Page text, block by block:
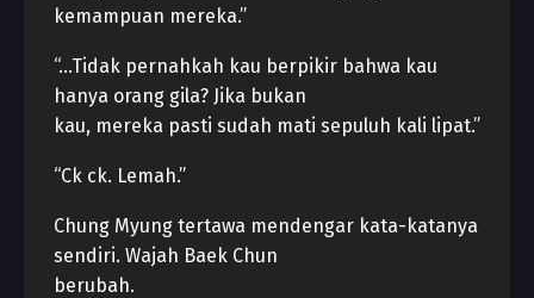
kemampuan mereka.”
“…Tidak pernahkah kau berpikir bahwa kau
hanya orang gila? Jika bukan
kau, mereka pasti sudah mati sepuluh kali lipat.”
“Ck ck. Lemah.”
Chung Myung tertawa mendengar kata-katanya
sendiri. Wajah Baek Chun
berubah.